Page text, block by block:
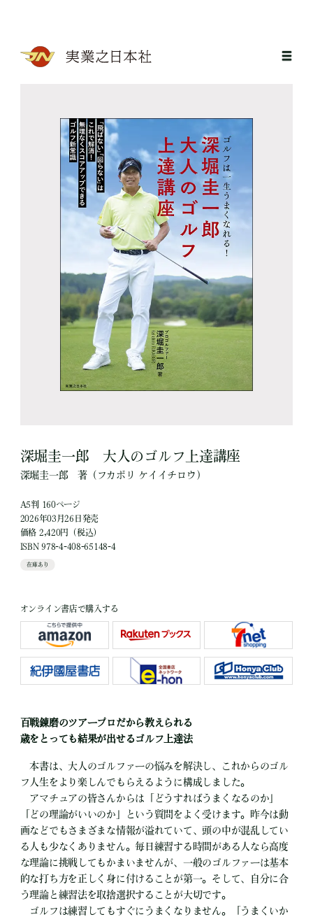
深堀圭一郎 大人のゴルフ上達講座
深堀圭一郎 著 （フカボリ ケイイチロウ）
A5判 160ページ
2026年03月26日発売
価格 2,420円（税込）
ISBN 978-4-408-65148-4
在庫あり
オンライン書店で購入する
百戦錬磨のツアープロだから教えられる
歳をとっても結果が出せるゴルフ上達法
本書は、大人のゴルファーの悩みを解決し、これからのゴル
フ人生をより楽しんでもらえるように構成しました。
アマチュアの皆さんからは「どうすればうまくなるのか」
「どの理論がいいのか」という質問をよく受けます。昨今は動
画などでもさまざまな情報が溢れていて、頭の中が混乱してい
る人も少なくありません。毎日練習する時間がある人なら高度
な理論に挑戦してもかまいませんが、一般のゴルファーは基本
的な打ち方を正しく身に付けることが第一。そして、自分に合
う理論と練習法を取捨選択することが大切です。
ゴルフは練習してもすぐにうまくなりません。「うまくいか